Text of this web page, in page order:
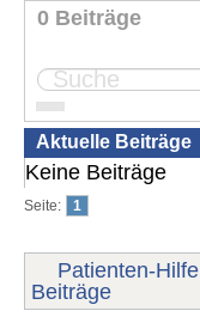
0 Beiträge
Aktuelle Beiträge
Keine Beiträge
Seite: 1
Patienten-Hilfe
Beiträge